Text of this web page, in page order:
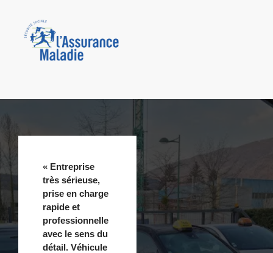
« Entreprise
très sérieuse,
prise en charge
rapide et
professionnelle
avec le sens du
détail. Véhicule